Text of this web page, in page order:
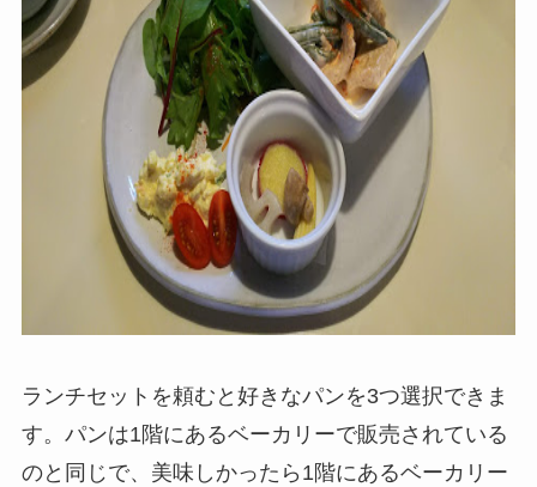
ランチセットを頼むと好きなパンを3つ選択できま
す。パンは1階にあるベーカリーで販売されている
のと同じで、美味しかったら1階にあるベーカリー